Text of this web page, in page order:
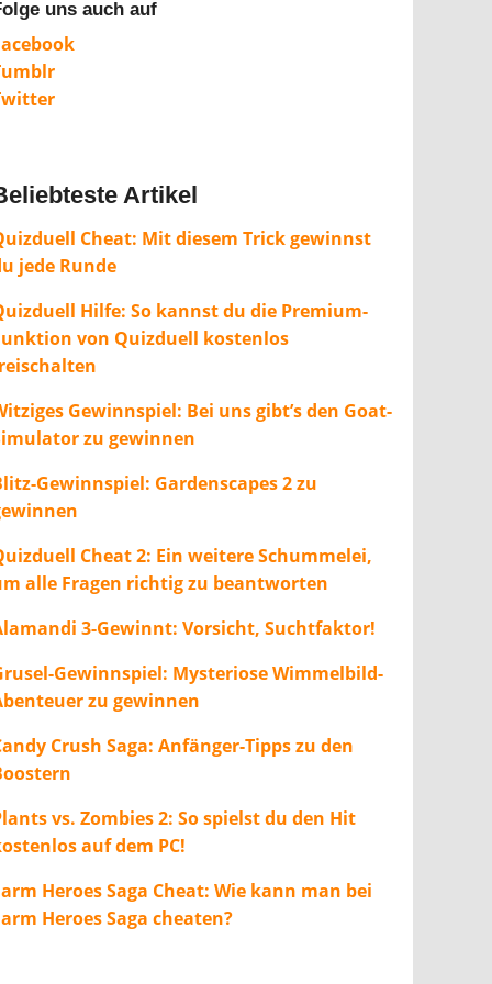
uns auch auf
Artikel
Cheat: Mit diesem Trick gewinnst
jede Runde
Hilfe: So kannst du die Premium-
von Quizduell kostenlos
Gewinnspiel: Bei uns gibt’s den Goat-
zu gewinnen
Gewinnspiel: Gardenscapes 2 zu
Cheat 2: Ein weitere Schummelei,
alle Fragen richtig zu beantworten
3-Gewinnt: Vorsicht, Suchtfaktor!
Gewinnspiel: Mysteriose Wimmelbild-
zu gewinnen
Crush Saga: Anfänger-Tipps zu den
vs. Zombies 2: So spielst du den Hit
auf dem PC!
Heroes Saga Cheat: Wie kann man bei
Heroes Saga cheaten?